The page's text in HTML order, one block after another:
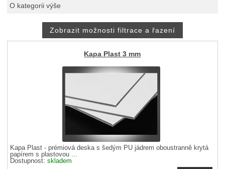
O kategorii výše
Kapa Plast 3 mm
Kapa Plast - prémiová deska s šedým PU jádrem oboustranně krytá
papírem s plastovou ...
Dostupnost:skladem